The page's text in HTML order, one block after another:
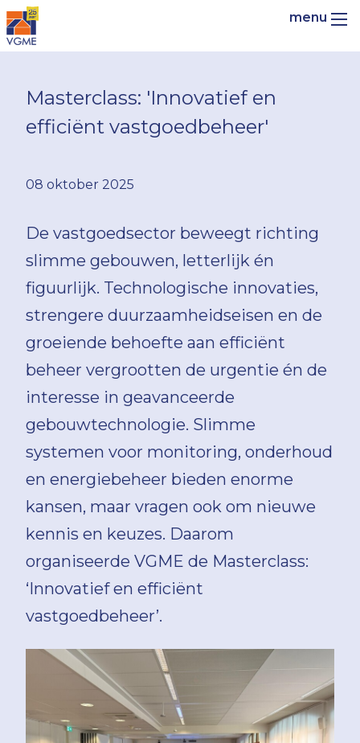
Masterclass: 'Innovatief en
efficiënt vastgoedbeheer'
08 oktober 2025
De vastgoedsector beweegt richting
slimme gebouwen, letterlijk én
figuurlijk. Technologische innovaties,
strengere duurzaamheidseisen en de
groeiende behoefte aan efficiënt
beheer vergrootten de urgentie én de
interesse in geavanceerde
gebouwtechnologie. Slimme
systemen voor monitoring, onderhoud
en energiebeheer bieden enorme
kansen, maar vragen ook om nieuwe
kennis en keuzes. Daarom
organiseerde VGME de Masterclass:
‘Innovatief en efficiënt
vastgoedbeheer’.